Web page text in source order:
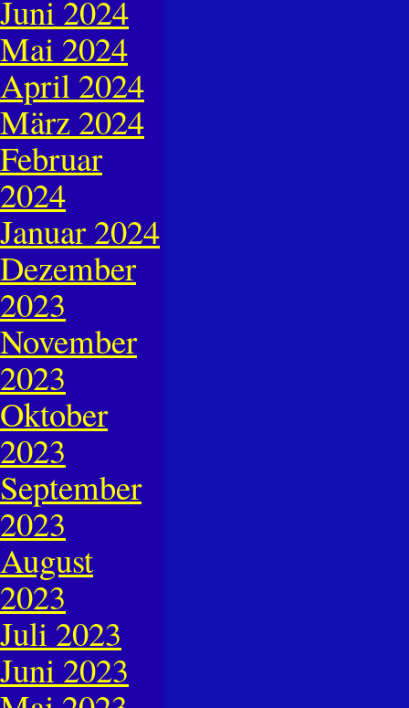
Juni 2024
Mai 2024
April 2024
März 2024
Februar
2024
Januar 2024
Dezember
2023
November
2023
Oktober
2023
September
2023
August
2023
Juli 2023
Juni 2023